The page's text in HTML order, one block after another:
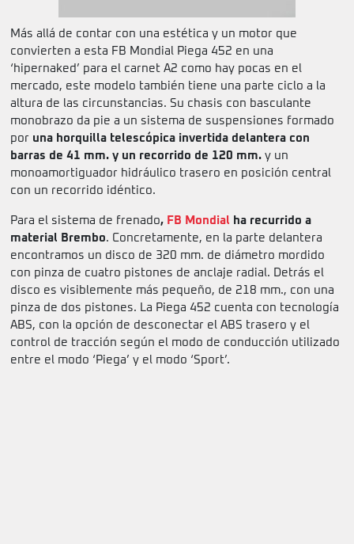
Más allá de contar con una estética y un motor que
convierten a esta FB Mondial Piega 452 en una
‘hipernaked’ para el carnet A2 como hay pocas en el
mercado, este modelo también tiene una parte ciclo a la
altura de las circunstancias. Su chasis con basculante
monobrazo da pie a un sistema de suspensiones formado
por una horquilla telescópica invertida delantera con
barras de 41 mm. y un recorrido de 120 mm. y un
monoamortiguador hidráulico trasero en posición central
con un recorrido idéntico.
Para el sistema de frenado, FB Mondial ha recurrido a
material Brembo. Concretamente, en la parte delantera
encontramos un disco de 320 mm. de diámetro mordido
con pinza de cuatro pistones de anclaje radial. Detrás el
disco es visiblemente más pequeño, de 218 mm., con una
pinza de dos pistones. La Piega 452 cuenta con tecnología
ABS, con la opción de desconectar el ABS trasero y el
control de tracción según el modo de conducción utilizado
entre el modo ‘Piega’ y el modo ‘Sport’.